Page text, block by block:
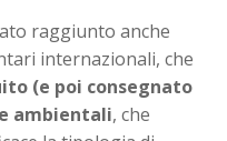
raggiunto anche
internazionali, che
(e poi consegnato
ambientali, che